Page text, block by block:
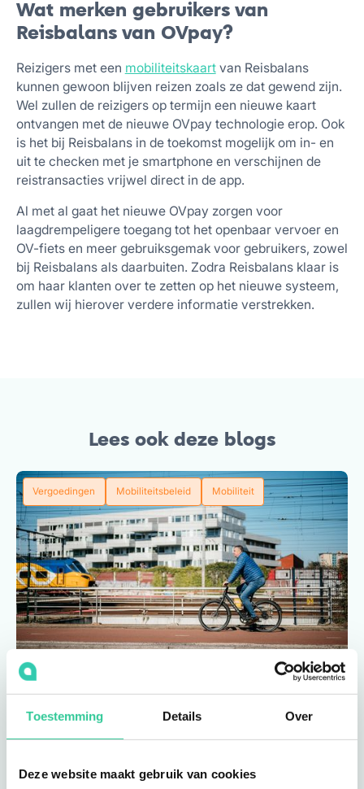
Toestemming Details Over
Deze website maakt gebruik van cookies
Wat merken gebruikers van
Reisbalans van OVpay?
Reizigers met een mobiliteitskaartvan Reisbalans
kunnen gewoon blijven reizen zoals ze dat gewend zijn.
Wel zullen de reizigers op termijn een nieuwe kaart
ontvangen met de nieuwe OVpay technologie erop. Ook
is het bij Reisbalans in de toekomst mogelijk om in- en
uit te checken met je smartphone en verschijnen de
reistransacties vrijwel direct in de app.
Al met al gaat het nieuwe OVpay zorgen voor
laagdrempeligere toegang tot het openbaar vervoer en
OV-fiets en meer gebruiksgemak voor gebruikers, zowel
bij Reisbalans als daarbuiten. Zodra Reisbalans klaar is
om haar klanten over te zetten op het nieuwe systeem,
zullen wij hierover verdere informatie verstrekken.
Lees ook deze blogs
Welke vergoeding stuurt écht
het reisgedrag van je
medewerkers?
Vergoedingen Mobiliteitsbeleid Mobiliteit